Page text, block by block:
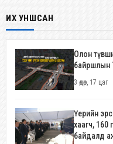
ИХ УНШСАН
Олон
байршлын
3 өдөр, 17 цаг
Үерийн
хаагч, 160
байдалд